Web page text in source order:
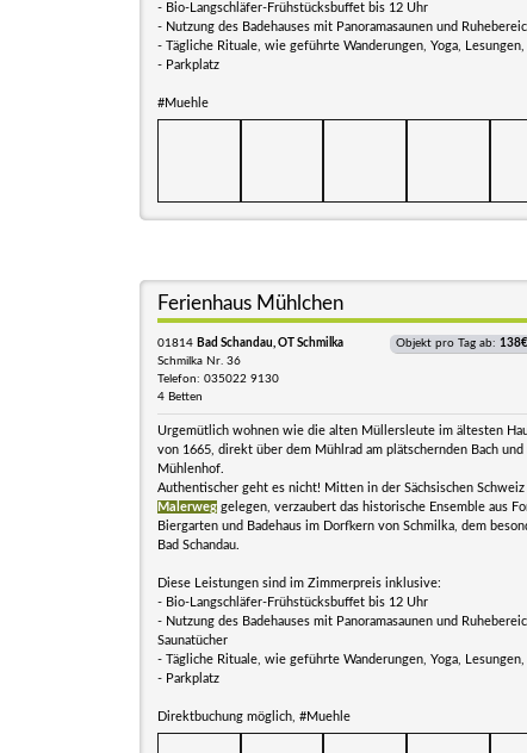
- Bio-Langschläfer-Frühstücksbuffet bis 12 Uhr
- Nutzung des Badehauses mit Panoramasaunen und
- Tägliche Rituale, wie geführte Wanderungen, Yoga,
- Parkplatz
#Muehle
Ferienhaus Mühlchen
01814 Bad Schandau, OT Schmilka
Schmilka Nr. 36
Telefon: 035022 9130
4 Betten
Objekt pro Tag ab: 138€
Urgemütlich wohnen wie die alten Müllersleute im ältesten
von 1665, direkt über dem Mühlrad am plätschernden Bach
Mühlenhof.
Authentischer geht es nicht! Mitten in der Sächsischen
Malerweg gelegen, verzaubert das historische Ensemble aus
Biergarten und Badehaus im Dorfkern von Schmilka, dem
Bad Schandau.
Diese Leistungen sind im Zimmerpreis inklusive:
- Bio-Langschläfer-Frühstücksbuffet bis 12 Uhr
- Nutzung des Badehauses mit Panoramasaunen und
Saunatücher
- Tägliche Rituale, wie geführte Wanderungen, Yoga,
- Parkplatz
Direktbuchung möglich, #Muehle